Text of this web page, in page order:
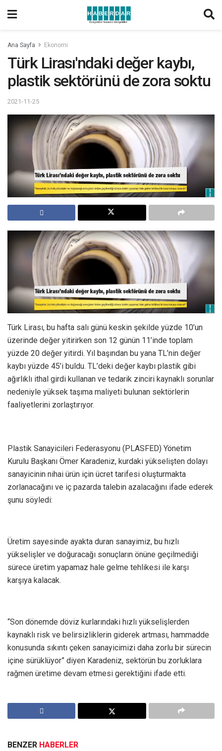
Ana Sayfa Ekonomi
Türk Lirası'ndaki değer kaybı,
plastik sektörünü de zora soktu
2021-11-25
Türk Lirası, bu hafta salı günü keskin şekilde yüzde 10’un
üzerinde değer yitirirken son 12 günün 11’inde toplam
yüzde 20 değer yitirdi. Yıl başından bu yana TL’nin değer
kaybı yüzde 45’i buldu. TL’deki değer kaybı plastik gibi
ağırlıklı ithal girdi kullanan ve tedarik zinciri kaynaklı sorunlar
nedeniyle yüksek taşıma maliyeti bulunan sektörlerin
faaliyetlerini zorlaştırıyor.
Plastik Sanayicileri Federasyonu (PLASFED) Yönetim
Kurulu Başkanı Ömer Karadeniz, kurdaki yükselişten dolayı
sanayicinin nihai ürün için ücret tarifesi oluşturmakta
zorlanacağını ve iç pazarda talebin azalacağını ifade ederek
şunu söyledi:
Üretim sayesinde ayakta duran sanayimiz, bu hızlı
yükselişler ve doğuracağı sonuçların önüne geçilmediği
sürece üretim yapamaz hale gelme tehlikesi ile karşı
karşıya kalacak.
“Son dönemde döviz kurlarındaki hızlı yükselişlerden
kaynaklı risk ve belirsizliklerin giderek artması, hammadde
konusunda sıkıntı çeken sanayicimizi daha zorlu bir sürecin
içine sürüklüyor” diyen Karadeniz, sektörün bu zorluklara
rağmen üretime devam etmesi gerektiğini ifade etti.
BENZER HABERLER